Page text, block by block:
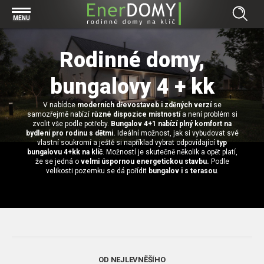
MENU
Prohlížet vše v kategorii Bungalovy
Concept
Exclusive
Effective
Economy
Prohlížet vše v kategorii Projekty
Individuální projekty
Typové řešení
Prohlížet vše v kategorii Technologie
Základová deska
Technologie domu
Zděné domy na klíč
Dřevostavby
Prohlížet vše v kategorii Kontakt
Pracovní pozice
Bezpečnost a ochrana osobních údajů
Prohlížet vše v kategorii Magazín
Financování výstavby rodinného domu
Video EnerDOMY s.r.o.
Rodinné domy,
bungalovy 4 + kk
V nabídce moderních dřevostaveb i zděných verzíse
samozřejmě nabízí různé dispozice místnostía není problém si
zvolit vše podle potřeby. Bungalov 4+1 nabízí plný komfort na
bydlení pro rodinu s dětmi. Ideální možnost, jak si vybudovat své
vlastní soukromí a ještě si například vybrat odpovídající typ
bungalovu 4+kk na klíč. Možností je skutečně několik a opět platí,
že se jedná o velmi úspornou energetickou stavbu. Podle
velikosti pozemku se dá pořídit bungalov i s terasou.
OD NEJLEVNĚŠÍHO